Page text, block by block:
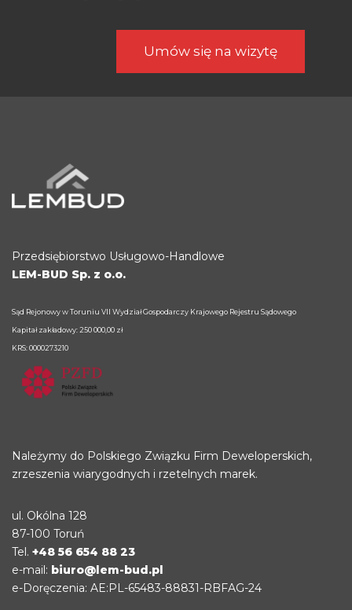
Umów się na wizytę
Przedsiębiorstwo Usługowo-Handlowe
LEM-BUD Sp. z o.o.
Sąd Rejonowy w Toruniu VII Wydział Gospodarczy Krajowego Rejestru Sądowego
Kapitał zakładowy: 250 000,00 zł
KRS: 0000273210
Należymy do Polskiego Związku Firm Deweloperskich,
zrzeszenia wiarygodnych i rzetelnych marek.
ul. Okólna 128
87-100 Toruń
Tel. +48 56 654 88 23
e-mail: biuro@lem-bud.pl
e-Doręczenia: AE:PL-65483-88831-RBFAG-24